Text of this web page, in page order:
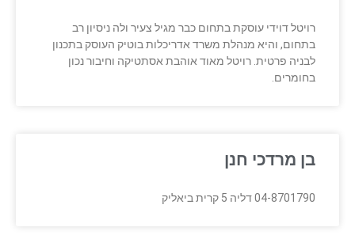
רויטל דוידי עוסקת בתחום כבר מגיל צעיר ולה ניסיון רב
בתחום, והיא מנהלת משרד אדריכלות בוטיק העוסק בתכנון
לבניה פרטית. רויטל מאוד אוהבת אסתטיקה וחיבור נכון
בחומרים.
בן מרדכי חנן
04-8701790 דליה 5 קרית ביאליק